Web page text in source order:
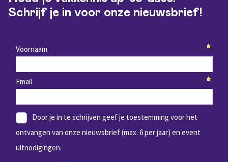
Schrijf je in voor onze nieuwsbrief!